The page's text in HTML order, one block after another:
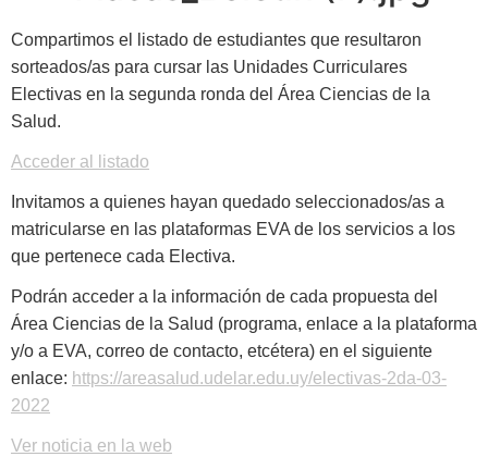
Compartimos el listado de estudiantes que resultaron
sorteados/as para cursar las Unidades Curriculares
Electivas en la segunda ronda del Área Ciencias de la
Salud.
Acceder al listado
Invitamos a quienes hayan quedado seleccionados/as a
matricularse en las plataformas EVA de los servicios a los
que pertenece cada Electiva.
Podrán acceder a la información de cada propuesta del
Área Ciencias de la Salud (programa, enlace a la plataforma
y/o a EVA, correo de contacto, etcétera) en el siguiente
enlace: https://areasalud.udelar.edu.uy/electivas-2da-03-
2022
Ver noticia en la web